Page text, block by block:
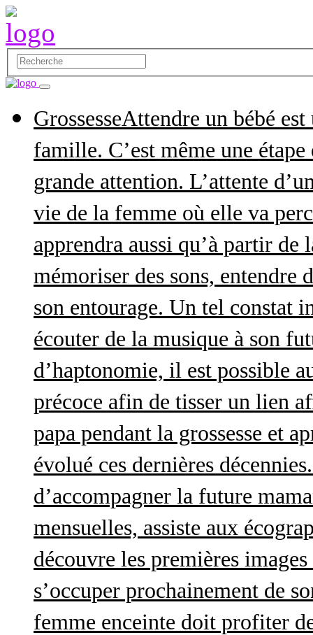
GrossesseAttendre un bébé
famille. C’est même une
grande attention. L’attente
vie de la femme où elle va
apprendra aussi qu’à partir
mémoriser des sons, entendre
son entourage. Un tel constat
écouter de la musique à son
d’haptonomie, il est possible
précoce afin de tisser un lien
papa pendant la grossesse et
évolué ces dernières
d’accompagner la future
mensuelles, assiste aux
découvre les premières
s’occuper prochainement de
femme enceinte doit profiter